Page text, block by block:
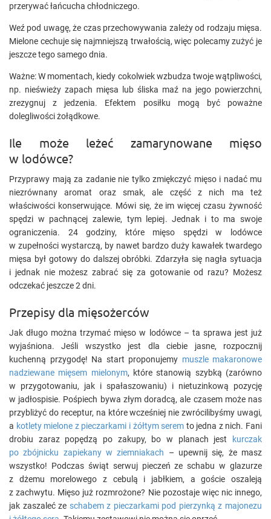
przerywać łańcucha chłodniczego.
Weź pod uwagę, że czas przechowywania zależy od rodzaju mięsa.
Mielone cechuje się najmniejszą trwałością, więc polecamy zużyć je
jeszcze tego samego dnia.
Ważne: W momentach, kiedy cokolwiek wzbudza twoje wątpliwości,
np. nieświeży zapach mięsa lub śliska maź na jego powierzchni,
zrezygnuj z jedzenia. Efektem posiłku mogą być poważne
dolegliwości żołądkowe.
Ile może leżeć zamarynowane mięso
w lodówce?
Przyprawy mają za zadanie nie tylko zmiękczyć mięso i nadać mu
niezrównany aromat oraz smak, ale część z nich ma też
właściwości konserwujące. Mówi się, że im więcej czasu żywność
spędzi w pachnącej zalewie, tym lepiej. Jednak i to ma swoje
ograniczenia. 24 godziny, które mięso spędzi w lodówce
w zupełności wystarczą, by nawet bardzo duży kawałek twardego
mięsa był gotowy do dalszej obróbki. Zdarzyła się nagła sytuacja
i jednak nie możesz zabrać się za gotowanie od razu? Możesz
odczekać jeszcze 2 dni.
Przepisy dla mięsożerców
Jak długo można trzymać mięso w lodówce – ta sprawa jest już
wyjaśniona. Jeśli wszystko jest dla ciebie jasne, rozpocznij
kuchenną przygodę! Na start proponujemy muszle makaronowe
nadziewane mięsem mielonym, które stanowią szybką (zarówno
w przygotowaniu, jak i spałaszowaniu) i nietuzinkową pozycję
w jadłospisie. Pośpiech bywa złym doradcą, ale czasem może nas
przybliżyć do receptur, na które wcześniej nie zwrócilibyśmy uwagi,
a kotlety mielone z pieczarkami i żółtym serem to jedna z nich. Fani
drobiu zaraz popędzą po zakupy, bo w planach jest
kurczak
po zbójnicku zapiekany w ziemniakach – upewnij się, że masz
wszystko! Podczas świąt serwuj pieczeń ze schabu w glazurze
z dżemu morelowego z cebulą i jabłkiem, a goście oszaleją
z zachwytu. Mięso już rozmrożone? Nie pozostaje więc nic innego,
jak zaszaleć ze schabem z pieczarkami pod pierzynką z majonezu